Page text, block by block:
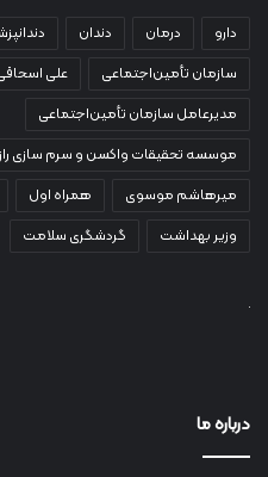
دارو درمان دندان
سازمان تأمین‌اجتماعی
علی
مدیرعامل سازمان تأمین‌اجتماعی
موسسه تحقیقات واکسن و سرم سازی
میرهاشم موسوی
همراه اول
وزیر بهداشت
گردشگری سلامت
درباره ما